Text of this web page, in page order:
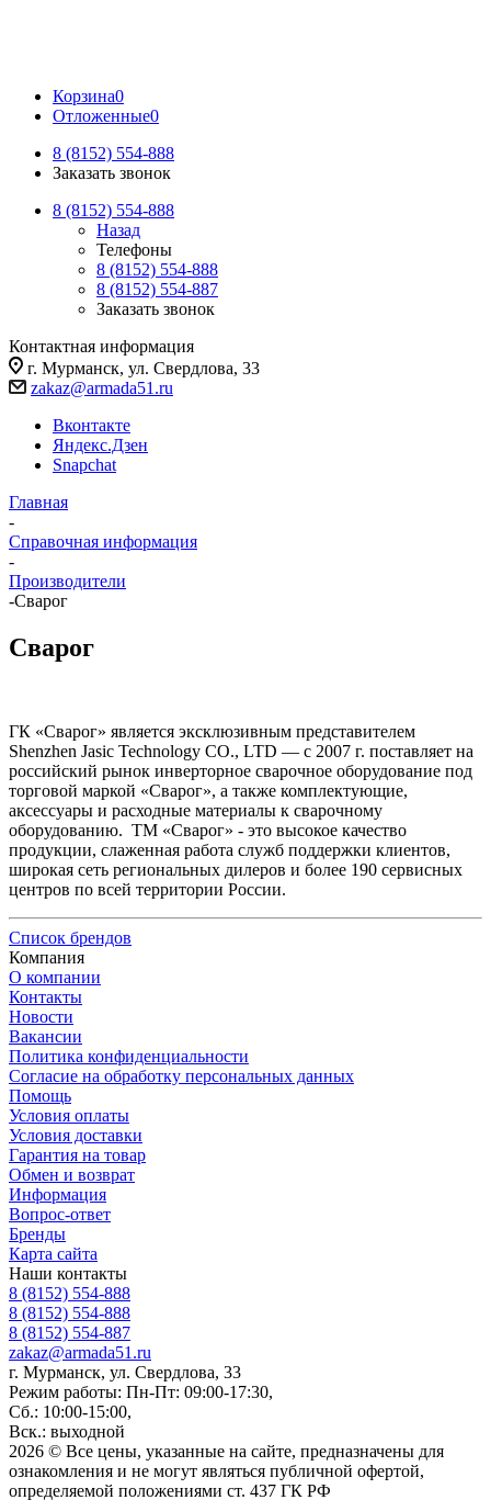
Корзина0
Отложенные0
8 (8152) 554-888
Заказать звонок
8 (8152) 554-888
Назад
Телефоны
8 (8152) 554-888
8 (8152) 554-887
Заказать звонок
Контактная информация
г. Мурманск, ул. Свердлова, 33
zakaz@armada51.ru
Вконтакте
Яндекс.Дзен
Snapchat
Главная
-
Справочная информация
-
Производители
-Сварог
Сварог
ГК «Сварог» является эксклюзивным представителем
Shenzhen Jasic Technology CO., LTD — с 2007 г. поставляет на
российский рынок инверторное сварочное оборудование под
торговой маркой «Сварог», а также комплектующие,
аксессуары и расходные материалы к сварочному
оборудованию. ТМ «Сварог» - это высокое качество
продукции, слаженная работа служб поддержки клиентов,
широкая сеть региональных дилеров и более 190 сервисных
центров по всей территории России.
Список брендов
Компания
О компании
Контакты
Новости
Вакансии
Политика конфиденциальности
Согласие на обработку персональных данных
Помощь
Условия оплаты
Условия доставки
Гарантия на товар
Обмен и возврат
Информация
Вопрос-ответ
Бренды
Карта сайта
Наши контакты
8 (8152) 554-888
8 (8152) 554-888
8 (8152) 554-887
zakaz@armada51.ru
г. Мурманск, ул. Свердлова, 33
Режим работы: Пн-Пт: 09:00-17:30,
Сб.: 10:00-15:00,
Вск.: выходной
2026 © Все цены, указанные на сайте, предназначены для
ознакомления и не могут являться публичной офертой,
определяемой положениями ст. 437 ГК РФ